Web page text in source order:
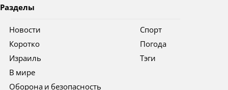
Разделы
Новости
Коротко
Израиль
В мире
Оборона и безопасность
Спорт
Погода
Тэги